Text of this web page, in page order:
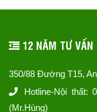
12 NĂM TƯ
350/88 Đường T15,
Hotline-Nội thất:
(Mr.Hùng)